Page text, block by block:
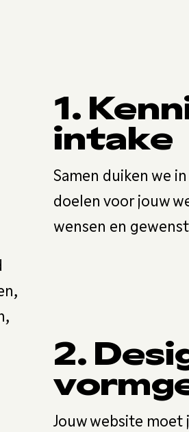
1.
intake
Samen duiken we
doelen voor jouw
wensen en
2.
Jouw website